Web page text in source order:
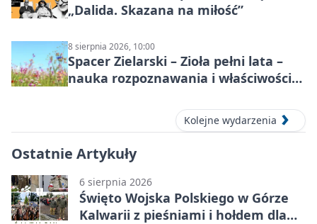
„Dalida. Skazana na miłość”
8 sierpnia 2026, 10:00
Spacer Zielarski – Zioła pełni lata –
nauka rozpoznawania i właściwości
Kolejne wydarzenia
Ostatnie Artykuły
6 sierpnia 2026
Święto Wojska Polskiego w Górze
Kalwarii z pieśniami i hołdem dla